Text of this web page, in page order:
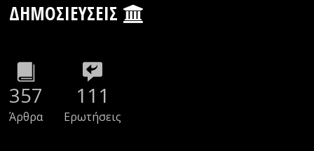
ΔΗΜΟΣΙΕΎΣΕΙΣ
357
Άρθρα
111
Ερωτήσεις